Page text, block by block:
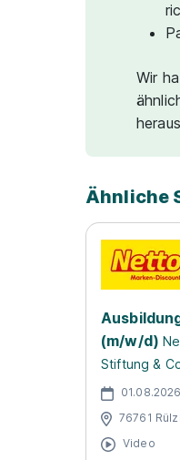
Wir
Ähnliche
(m/w/d)
Stiftung &
01.08.2026
76761
Video